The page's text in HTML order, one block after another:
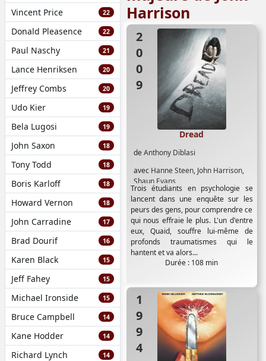
Vincent Price 22
Donald Pleasence 22
Paul Naschy 21
Lance Henriksen 20
Jeffrey Combs 20
Udo Kier 19
Bela Lugosi 19
John Saxon 18
Tony Todd 18
Boris Karloff 18
Howard Vernon 18
John Carradine 17
Brad Dourif 16
Karen Black 15
Jeff Fahey 15
Michael Ironside 15
Bruce Campbell 14
Kane Hodder 14
Richard Lynch 14
Harrison
2009
deAnthony Diblasi
avec Hanne Steen, John Harrison,
Shaun Evans
Dread
Trois étudiants en psychologie se
lancent dans une enquête sur les
peurs des gens, pour comprendre ce
qui nous effraie le plus. L'un d'entre
eux, Quaid, souffre lui-même de
profonds traumatismes qui le
hantent et va alors...
Durée : 108 min
1994